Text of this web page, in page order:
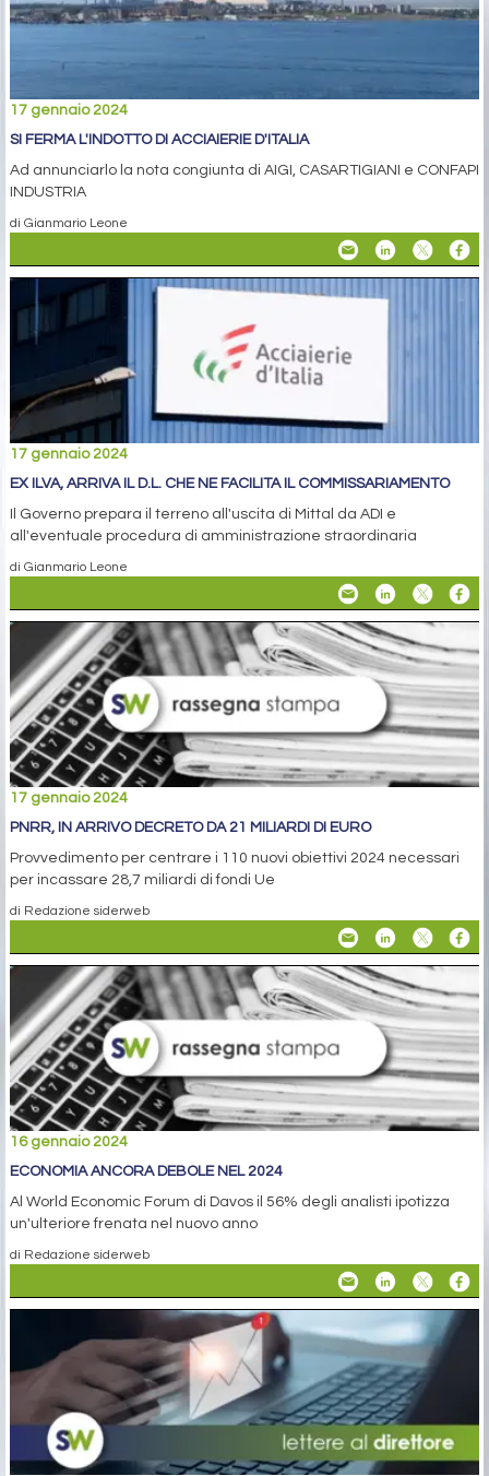
17 gennaio 2024
SI FERMA L'INDOTTO DI ACCIAIERIE D'ITALIA
Ad annunciarlo la nota congiunta di AIGI, CASARTIGIANI e CONFAPI
INDUSTRIA
di Gianmario Leone
17 gennaio 2024
EX ILVA, ARRIVA IL D.L. CHE NE FACILITA IL COMMISSARIAMENTO
Il Governo prepara il terreno all'uscita di Mittal da ADI e
all'eventuale procedura di amministrazione straordinaria
di Gianmario Leone
17 gennaio 2024
PNRR, IN ARRIVO DECRETO DA 21 MILIARDI DI EURO
Provvedimento per centrare i 110 nuovi obiettivi 2024 necessari
per incassare 28,7 miliardi di fondi Ue
di Redazione siderweb
16 gennaio 2024
ECONOMIA ANCORA DEBOLE NEL 2024
Al World Economic Forum di Davos il 56% degli analisti ipotizza
un'ulteriore frenata nel nuovo anno
di Redazione siderweb